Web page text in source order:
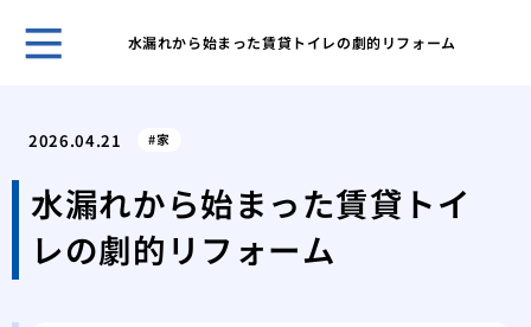
水漏れから始まった賃貸トイレの劇的リフォーム
2026.04.21 家
水漏れから始まった賃貸トイ
レの劇的リフォーム